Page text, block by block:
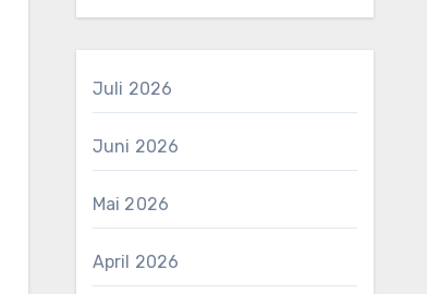
Juli 2026
Juni 2026
Mai 2026
April 2026